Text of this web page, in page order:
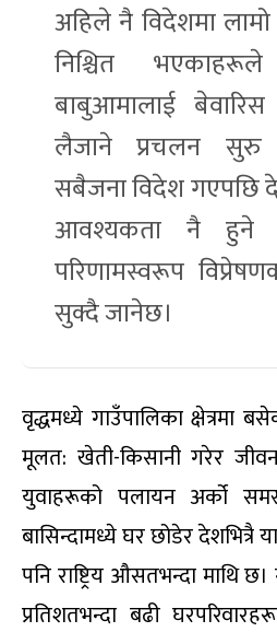
अहिले नै विदेशमा
निश्चित
बाबुआमालाई
लैजाने प्रचलन
सबैजना विदेश गएपछि
आवश्यकता नै
परिणामस्वरूप
सुक्दै जानेछ।
वृद्धमध्ये गाउँपालिका क्षेत्रमा
मूलत: खेती-किसानी गरेर जीवन
युवाहरूको पलायन अर्को
बासिन्दामध्ये घर छोडेर
पनि राष्ट्रिय औसतभन्दा माथि
प्रतिशतभन्दा बढी